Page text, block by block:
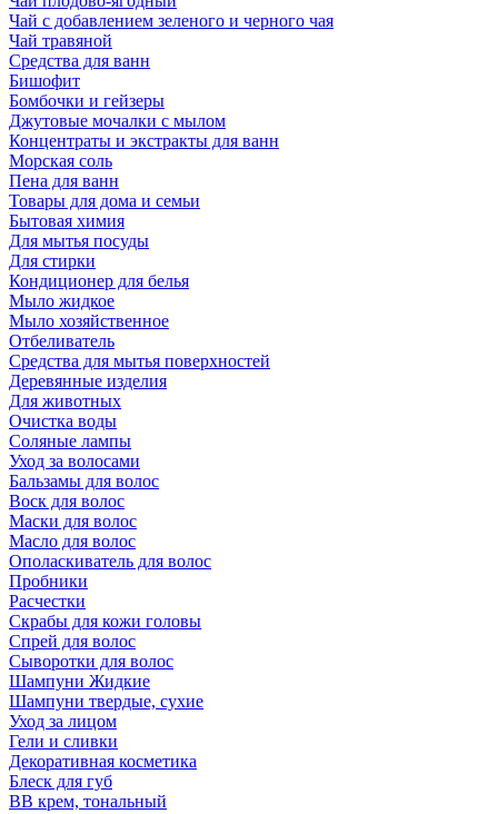
Чай с добавлением зеленого и черного чая
Чай травяной
Средства для ванн
Бишофит
Бомбочки и гейзеры
Джутовые мочалки с мылом
Концентраты и экстракты для ванн
Морская соль
Пена для ванн
Товары для дома и семьи
Бытовая химия
Для мытья посуды
Для стирки
Кондиционер для белья
Мыло жидкое
Мыло хозяйственное
Отбеливатель
Средства для мытья поверхностей
Деревянные изделия
Для животных
Очистка воды
Соляные лампы
Уход за волосами
Бальзамы для волос
Воск для волос
Маски для волос
Масло для волос
Ополаскиватель для волос
Пробники
Расчестки
Скрабы для кожи головы
Спрей для волос
Сыворотки для волос
Шампуни Жидкие
Шампуни твердые, сухие
Уход за лицом
Гели и сливки
Декоративная косметика
Блеск для губ
ВВ крем, тональный